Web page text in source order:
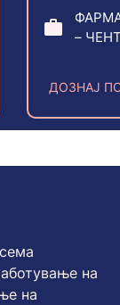
ФАРМАЦЕВТ
– ЧЕНТО
ДОЗНАЈ ПОВЕЌЕ >>
на
на